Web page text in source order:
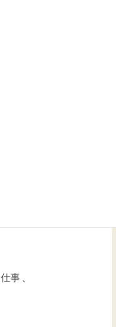
事